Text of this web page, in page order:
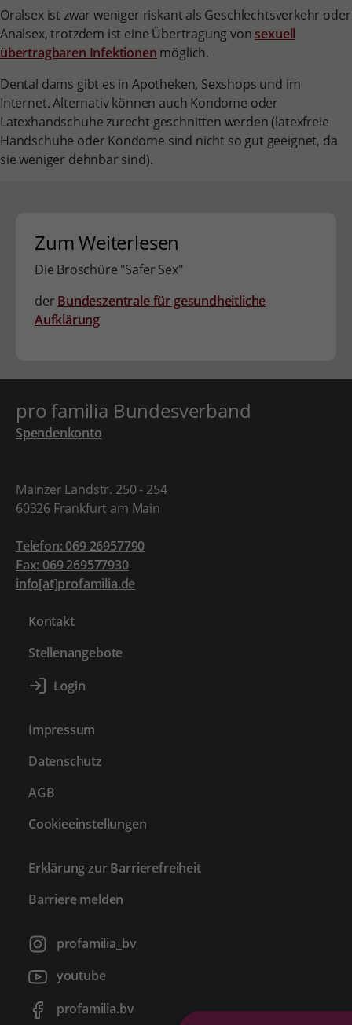
Oralsex ist zwar weniger riskant als Geschlechtsverkehr oder
Analsex, trotzdem ist eine Übertragung von sexuell
übertragbaren Infektionen möglich.
Dental dams gibt es in Apotheken, Sexshops und im
Internet. Alternativ können auch Kondome oder
Latexhandschuhe zurecht geschnitten werden (latexfreie
Handschuhe oder Kondome sind nicht so gut geeignet, da
sie weniger dehnbar sind).
Zum Weiterlesen
Die Broschüre "Safer Sex"
der Bundeszentrale für gesundheitliche
Aufklärung
pro familia Bundesverband
Spendenkonto
Mainzer Landstr. 250 - 254
60326 Frankfurt am Main
Telefon: 069 26957790
Fax: 069 269577930
info[at]profamilia.de
Kontakt
Stellenangebote
Impressum
Datenschutz
AGB
Cookieeinstellungen
Erklärung zur Barrierefreiheit
Barriere melden
profamilia_bv
youtube
profamilia.bv